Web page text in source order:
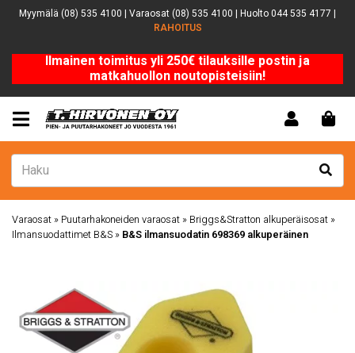
Myymälä (08) 535 4100 | Varaosat (08) 535 4100 | Huolto 044 535 4177 |
RAHOITUS
Ilmainen toimitus yli 250€ tilauksille postin ja
matkahuollon noutopisteisiin!
Varaosat » Puutarhakoneiden varaosat » Briggs&Stratton alkuperäisosat »
Ilmansuodattimet B&S » B&S ilmansuodatin 698369 alkuperäinen